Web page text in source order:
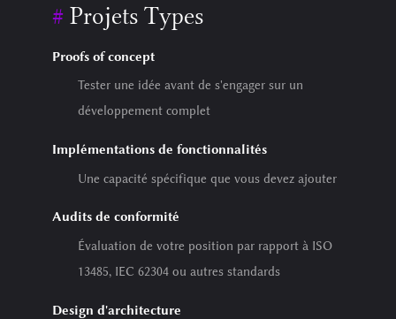
Projets Types
Proofs of concept
Tester une idée avant de s'engager sur un
développement complet
Implémentations de fonctionnalités
Une capacité spécifique que vous devez ajouter
Audits de conformité
Évaluation de votre position par rapport à ISO
13485, IEC 62304 ou autres standards
Design d'architecture